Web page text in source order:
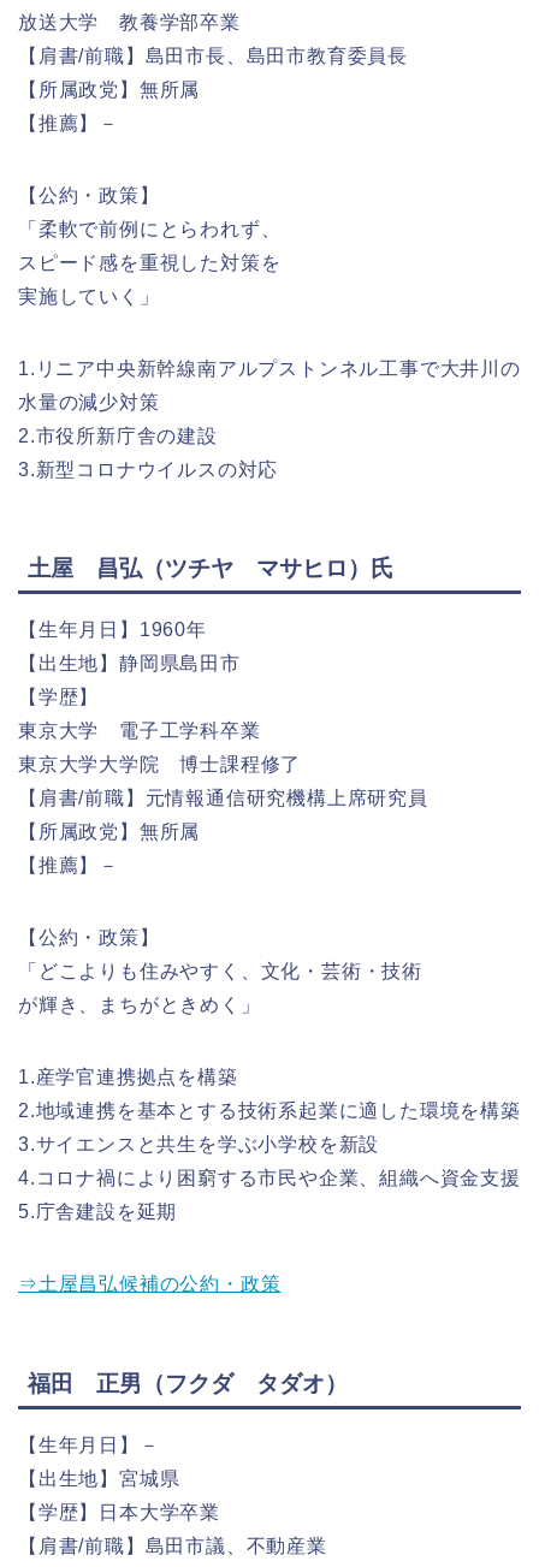
放送大学 教養学部卒業
【肩書/前職】島田市長、島田市教育委員長
【所属政党】無所属
【推薦】－
【公約・政策】
「柔軟で前例にとらわれず、
スピード感を重視した対策を
実施していく」
1.リニア中央新幹線南アルプストンネル工事で大井川の
水量の減少対策
2.市役所新庁舎の建設
3.新型コロナウイルスの対応
土屋 昌弘（ツチヤ マサヒロ）氏
【生年月日】1960年
【出生地】静岡県島田市
【学歴】
東京大学 電子工学科卒業
東京大学大学院 博士課程修了
【肩書/前職】元情報通信研究機構上席研究員
【所属政党】無所属
【推薦】－
【公約・政策】
「どこよりも住みやすく、文化・芸術・技術
が輝き、まちがときめく」
1.産学官連携拠点を構築
2.地域連携を基本とする技術系起業に適した環境を構築
3.サイエンスと共生を学ぶ小学校を新設
4.コロナ禍により困窮する市民や企業、組織へ資金支援
5.庁舎建設を延期
⇒土屋昌弘候補の公約・政策
福田 正男（フクダ タダオ）
【生年月日】－
【出生地】宮城県
【学歴】日本大学卒業
【肩書/前職】島田市議、不動産業